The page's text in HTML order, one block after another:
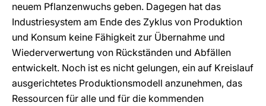
neuem Pflanzenwuchs geben. Dagegen hat das
Industriesystem am Ende des Zyklus von Produktion
und Konsum keine Fähigkeit zur Übernahme und
Wiederverwertung von Rückständen und Abfällen
entwickelt. Noch ist es nicht gelungen, ein auf Kreislauf
ausgerichtetes Produktionsmodell anzunehmen, das
Ressourcen für alle und für die kommenden